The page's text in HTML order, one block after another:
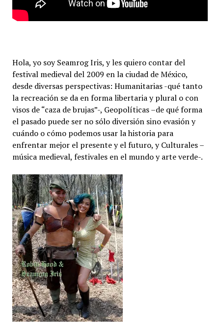
Hola, yo soy Seamrog Iris, y les quiero contar del
festival medieval del 2009 en la ciudad de México,
desde diversas perspectivas: Humanitarias -qué tanto
la recreación se da en forma libertaria y plural o con
visos de “caza de brujas”-, Geopolíticas –de qué forma
el pasado puede ser no sólo diversión sino evasión y
cuándo o cómo podemos usar la historia para
enfrentar mejor el presente y el futuro, y Culturales –
música medieval, festivales en el mundo y arte verde-.